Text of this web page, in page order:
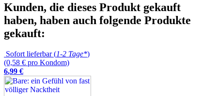
Kunden, die dieses Produkt gekauft
haben, haben auch folgende Produkte
gekauft:
Sofort lieferbar (1-2 Tage*)
(0,58 € pro Kondom)
6,99 €